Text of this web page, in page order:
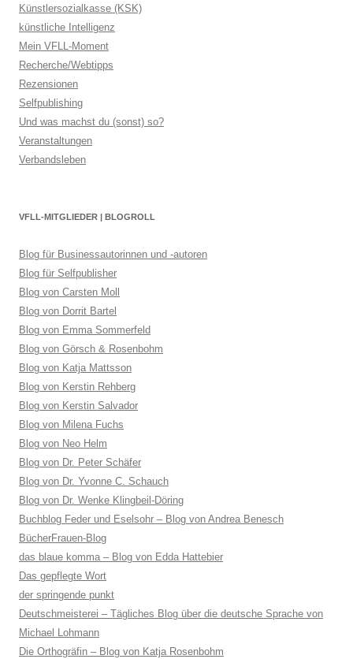
Künstlersozialkasse (KSK)
künstliche Intelligenz
Mein VFLL-Moment
Recherche/Webtipps
Rezensionen
Selfpublishing
Und was machst du (sonst) so?
Veranstaltungen
Verbandsleben
VFLL-MITGLIEDER | BLOGROLL
Blog für Businessautorinnen und -autoren
Blog für Selfpublisher
Blog von Carsten Moll
Blog von Dorrit Bartel
Blog von Emma Sommerfeld
Blog von Görsch & Rosenbohm
Blog von Katja Mattsson
Blog von Kerstin Rehberg
Blog von Kerstin Salvador
Blog von Milena Fuchs
Blog von Neo Helm
Blog von Dr. Peter Schäfer
Blog von Dr. Yvonne C. Schauch
Blog von Dr. Wenke Klingbeil-Döring
Buchblog Feder und Eselsohr – Blog von Andrea Benesch
BücherFrauen-Blog
das blaue komma – Blog von Edda Hattebier
Das gepflegte Wort
der springende punkt
Deutschmeisterei – Tägliches Blog über die deutsche Sprache von
Michael Lohmann
Die Orthogräfin – Blog von Katja Rosenbohm